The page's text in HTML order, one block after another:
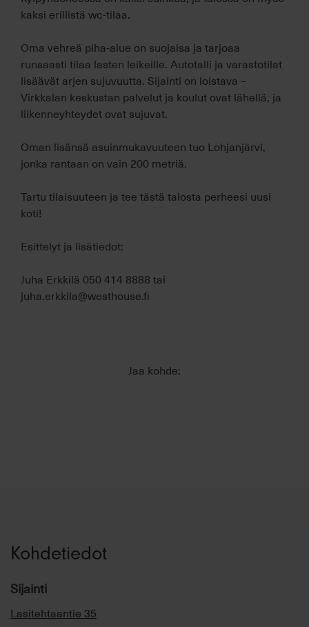
kaksi erillistä wc-tilaa.
Oma vehreä piha-alue on suojaisa ja tarjoaa
runsaasti tilaa lasten leikeille. Autotalli ja varastotilat
lisäävät arjen sujuvuutta. Sijainti on loistava –
Virkkalan keskustan palvelut ja koulut ovat lähellä, ja
liikenneyhteydet ovat sujuvat.
Oman lisänsä asuinmukavuuteen tuo Lohjanjärvi,
jonka rantaan on vain 200 metriä.
Tartu tilaisuuteen ja tee tästä talosta perheesi uusi
koti!
Esittelyt ja lisätiedot:
Juha Erkkilä 050 414 8888 tai
juha.erkkila@westhouse.fi
Jaa kohde:
Kohdetiedot
Sijainti
Lasitehtaantie 35